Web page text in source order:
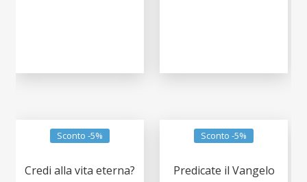
Sconto -5%
Credi alla vita eterna?
Sconto -5%
Predicate il Vangelo